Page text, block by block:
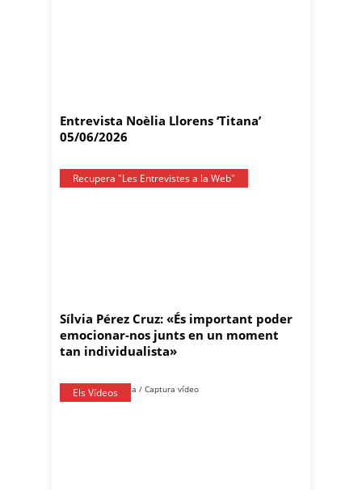
Entrevista Noèlia Llorens ‘Titana’
05/06/2026
Recupera "Les Entrevistes a la Web"
Sílvia Pérez Cruz: «És important poder
emocionar-nos junts en un moment
tan individualista»
Els Vídeos